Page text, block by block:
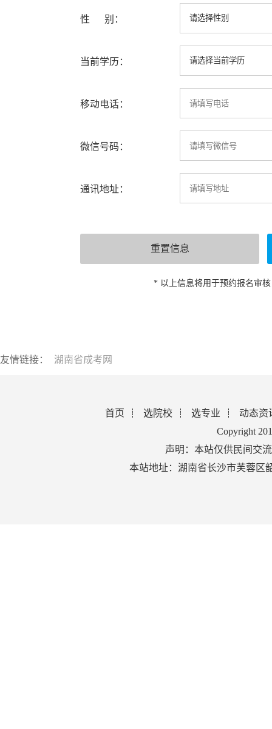
性 别：
当前学历：
移动电话：
微信号码：
通讯地址：
* 以上信息将用于预约报名审
友情链接： 湖南省成考网
首页 选院校 选专业
动态资
Copyright
声明：本站仅供民间交
本站地址：湖南省长沙市芙蓉区